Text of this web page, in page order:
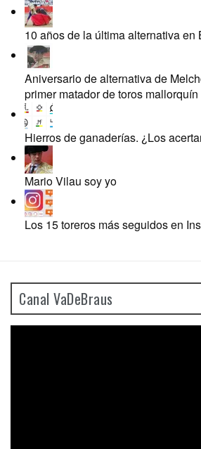
10 años de la última alternativa en
Aniversario de alternativa de
primer matador de toros mallorquín
Hierros de ganaderías. ¿Los
Mario Vilau soy yo
Los 15 toreros más seguidos en
Canal VaDeBraus